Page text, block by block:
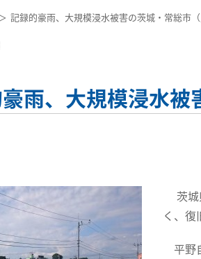
記録的豪雨、大規模浸水被害の茨城・常総市
雨、大規模浸水
茨城
く、復
平野